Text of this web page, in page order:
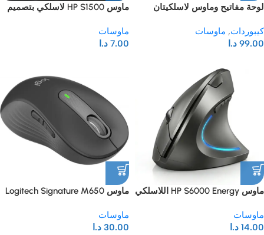
لوحة مفاتيح وماوس لاسلكيتان
كيبوردات, ماوسات
99.00 د.ا
ماوس HP S1500 لاسلكي بتصميم
مزود بخاصية السكون التلقائي
الذكي – أبيض
ماوسات
7.00 د.ا
ماوس HP S6000 Energy اللاسلكي
جيجاهرتز، مزود بمستشعر بصري
عالي الدقة، تصميم بستة أزرار،
ماوسات
14.00 د.ا
ماوس Logitech Signature M650
ماوسات
30.00 د.ا